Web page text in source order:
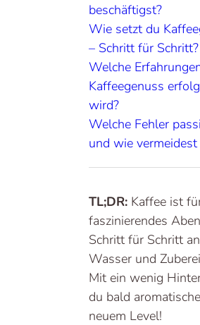
beschäftigst?
Wie setzt du
– Schritt für Schritt?
Welche
Kaffeegenuss
wird?
Welche Fehler
und wie vermeidest
TL;DR: Kaffee ist
faszinierendes
Schritt für Schritt
Wasser und
Mit ein wenig
du bald
neuem Level!